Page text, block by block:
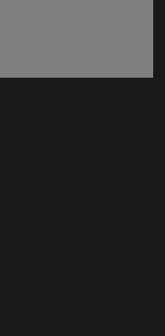
en nueva ventana)
en nueva ventana)